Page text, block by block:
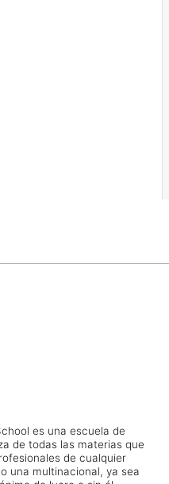
es una escuela de
de todas las materias que
de cualquier
una multinacional, ya sea